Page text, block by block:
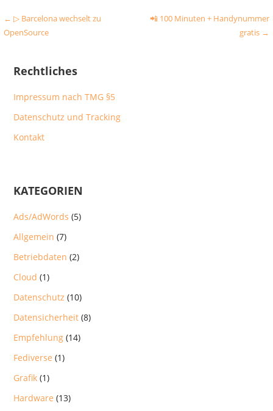
Beitragsnavigation
← ▷ Barcelona wechselt zu
OpenSource
📲 100 Minuten + Handynummer
gratis →
Rechtliches
Impressum nach TMG §5
Datenschutz und Tracking
Kontakt
KATEGORIEN
Ads/AdWords (5)
Allgemein (7)
Betriebdaten (2)
Cloud (1)
Datenschutz (10)
Datensicherheit (8)
Empfehlung (14)
Fediverse (1)
Grafik (1)
Hardware (13)